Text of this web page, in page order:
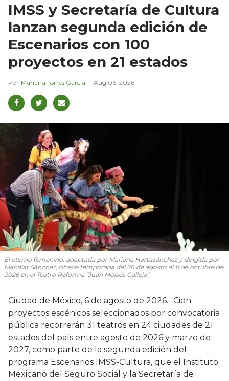
IMSS y Secretaría de Cultura
lanzan segunda edición de
Escenarios con 100
proyectos en 21 estados
Mariana Torres García Aug 06, 2026
El eterno femenino, adaptada por Mariana Hartasánchez y dirigida por
Mahalat Sánchez, ofrece temporada del 28 de agosto al 11 de octubre de
2026 en el Teatro Reforma "Juan Moisés Calleja".
Ciudad de México, 6 de agosto de 2026.- Cien
proyectos escénicos seleccionados por convocatoria
pública recorrerán 31 teatros en 24 ciudades de 21
estados del país entre agosto de 2026 y marzo de
2027, como parte de la segunda edición del
programa Escenarios IMSS-Cultura, que el Instituto
Mexicano del Seguro Social y la Secretaría de